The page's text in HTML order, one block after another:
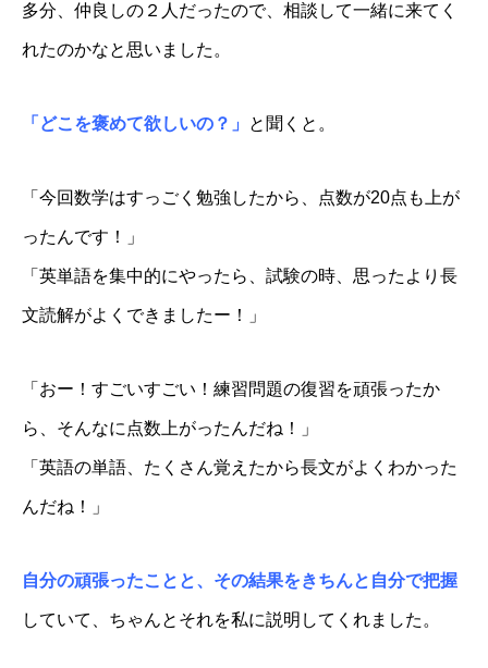
多分、仲良しの２人だったので、相談して一緒に来てく
れたのかなと思いました。
「どこを褒めて欲しいの？」 と聞くと。
「今回数学はすっごく勉強したから、点数が20点も上が
ったんです！」
「英単語を集中的にやったら、試験の時、思ったより長
文読解がよくできましたー！」
「おー！すごいすごい！練習問題の復習を頑張ったか
ら、そんなに点数上がったんだね！」
「英語の単語、たくさん覚えたから長文がよくわかった
んだね！」
自分の頑張ったことと、その結果をきちんと自分で把握
していて、ちゃんとそれを私に説明してくれました。